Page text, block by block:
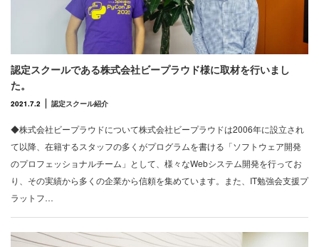
認定スクールである株式会社ビープラウド様に取材を行いまし
た。
2021.7.2 認定スクール紹介
◆株式会社ビープラウドについて株式会社ビープラウドは2006年に設立され
て以降、在籍するスタッフの多くがプログラムを書ける「ソフトウェア開発
のプロフェッショナルチーム」として、様々なWebシステム開発を行ってお
り、その実績から多くの企業から信頼を集めています。また、IT勉強会支援プ
ラットフ…